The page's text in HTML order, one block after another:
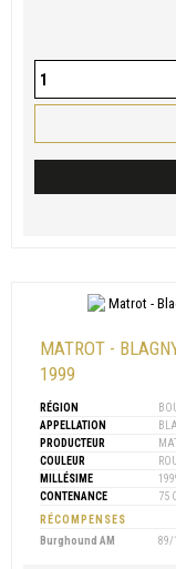
MATROT -
1999
RÉGION
APPELLATION
PRODUCTEUR
COULEUR
MILLÉSIME
CONTENANCE
75
RÉCOMPENSES
Burghound AM
89/